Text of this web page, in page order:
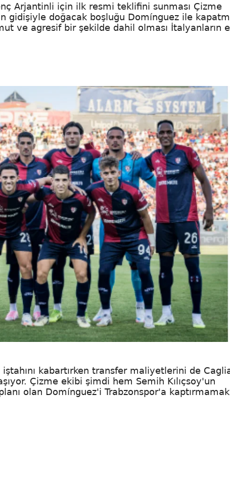
Arjantinli için ilk resmi teklifini sunması Çizme
gidişiyle doğacak boşluğu Domínguez ile
ve agresif bir şekilde dahil olması İtalyanların
iştahını kabartırken transfer maliyetlerini de
Çizme ekibi şimdi hem Semih Kılıçsoy'un
olan Domínguez'i Trabzonspor'a